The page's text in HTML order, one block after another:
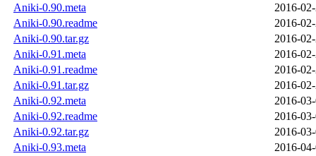
Aniki-0.90.meta
2016-
Aniki-0.90.readme
2016-
Aniki-0.90.tar.gz
2016-
Aniki-0.91.meta
2016-
Aniki-0.91.readme
2016-
Aniki-0.91.tar.gz
2016-
Aniki-0.92.meta
2016-
Aniki-0.92.readme
2016-
Aniki-0.92.tar.gz
2016-
Aniki-0.93.meta
2016-